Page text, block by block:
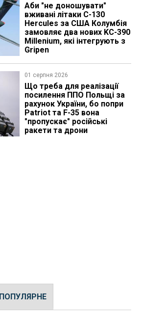
Аби "не доношувати"
вживані літаки C-130
Hercules за США Колумбія
замовляє два нових KC-390
Millenium, які інтегрують з
Gripen
01 серпня 2026
Що треба для реалізації
посилення ППО Польщі за
рахунок України, бо попри
Patriot та F-35 вона
"пропускає" російські
ракети та дрони
ПОПУЛЯРНЕ